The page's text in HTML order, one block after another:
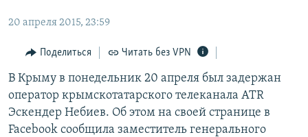
навигации
Вернутся
поиску
КАРТА ВОЕННЫХ ОБЪЕКТОВ КРЫМА
11 ЛЕТ ОККУПАЦИИ КРЫМА. 11 ИСТОРИЙ СОПРОТИВЛЕНИЯ
ИСТОРИЯ
ЕЩЕ
ИНТЕРАКТИВ
ИНФОГРАФИКА
ТЕЛЕПРОЕКТ КРЫМ.РЕАЛИИ
РАДІО СВОБОДА
КАК ОБОЙТИ БЛОКИРОВКУ
20 апреля 2015, 23:59
Поделиться Читать без VPN
В Крыму в понедельник 20 апреля был задержан
оператор крымскотатарского телеканала ATR
Эскендер Небиев. Об этом на своей странице в
Facebook сообщила заместитель генерального